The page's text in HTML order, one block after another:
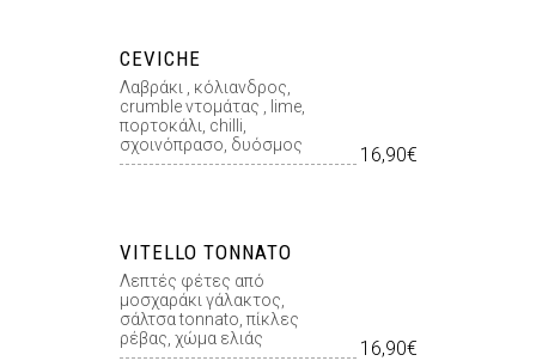
CEVICHE
Λαβράκι , κόλιανδρος,
crumble ντομάτας , lime,
πορτοκάλι, chilli,
σχοινόπρασο, δυόσμος
16,90€
VITELLO TONNATO
Λεπτές φέτες από
μοσχαράκι γάλακτος,
σάλτσα tonnato, πίκλες
ρέβας, χώμα ελιάς
16,90€